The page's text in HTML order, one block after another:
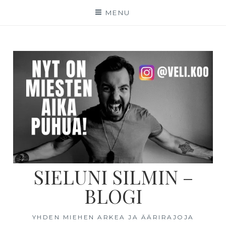
MENU
SIELUNI SILMIN –
BLOGI
YHDEN MIEHEN ARKEA JA ÄÄRIRAJOJA